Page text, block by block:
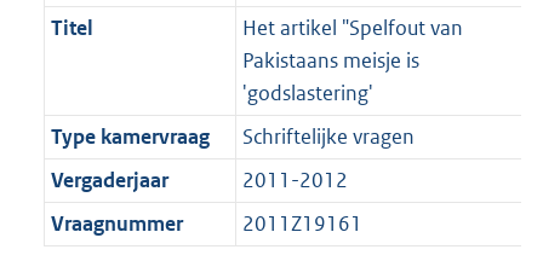
Titel
Het artikel "Spelfout van
Pakistaans meisje is
'godslastering'
Type kamervraag
Schriftelijke vragen
Vergaderjaar
2011-2012
Vraagnummer
2011Z19161